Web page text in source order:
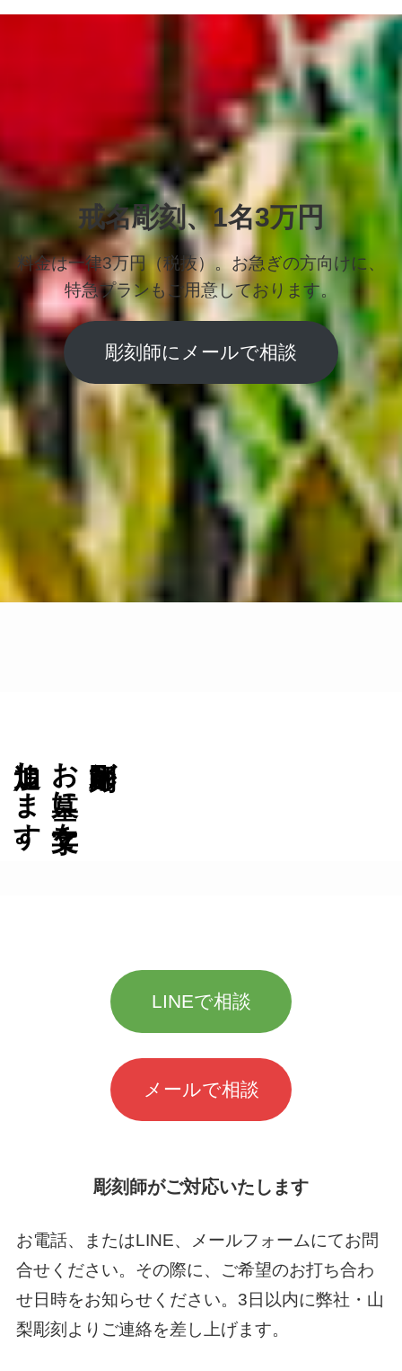
戒名彫刻、1名3万円
料金は一律3万円（税抜）。お急ぎの方向けに、
特急プランもご用意しております。
彫刻師にメールで相談
彫刻師が、
お墓に文字を
追加します。
LINEで相談
メールで相談
彫刻師がご対応いたします
お電話、またはLINE、メールフォームにてお問
合せください。その際に、ご希望のお打ち合わ
せ日時をお知らせください。3日以内に弊社・山
梨彫刻よりご連絡を差し上げます。